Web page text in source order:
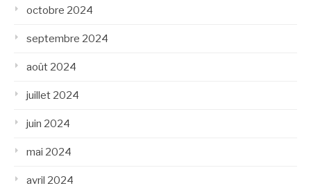
octobre 2024
septembre 2024
août 2024
juillet 2024
juin 2024
mai 2024
avril 2024